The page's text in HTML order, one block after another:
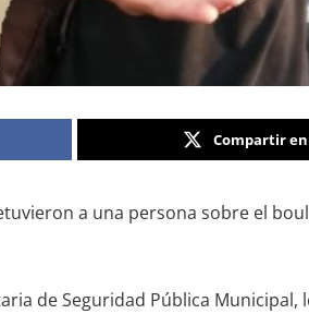
Compartir
a una persona sobre el
de Seguridad Pública